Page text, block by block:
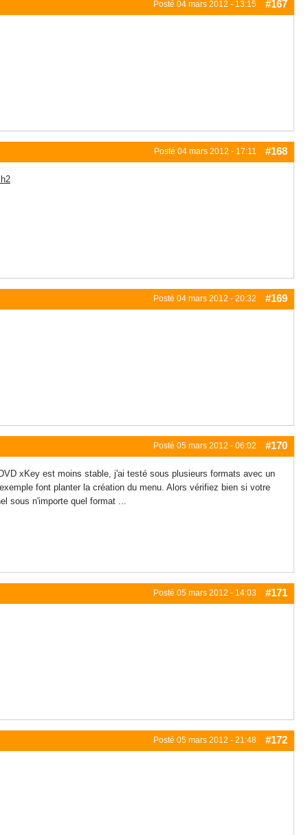
Posté 04 mars 2012 - 13:15 #167
Posté 04 mars 2012 - 17:11 #168
Posté 04 mars 2012 - 20:32 #169
Posté 05 mars 2012 - 06:02 #170
xKey est moins stable, j'ai testé sous plusieurs formats avec un
font planter la création du menu. Alors vérifiez bien si votre
sous n'importe quel format ...
Posté 05 mars 2012 - 14:03 #171
Posté 05 mars 2012 - 21:48 #172